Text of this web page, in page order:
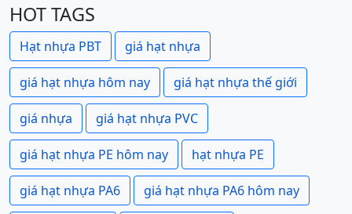
HOT TAGS
Hạt nhựa PBT giá hạt nhựa
giá hạt nhựa hôm nay giá hạt nhựa thế giới
giá nhựa giá hạt nhựa PVC
giá hạt nhựa PE hôm nay hạt nhựa PE
giá hạt nhựa PA6 giá hạt nhựa PA6 hôm nay